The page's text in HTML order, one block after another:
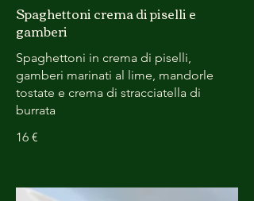
Spaghettoni crema di piselli e
gamberi
Spaghettoni in crema di piselli,
gamberi marinati al lime, mandorle
tostate e crema di stracciatella di
burrata
16 €